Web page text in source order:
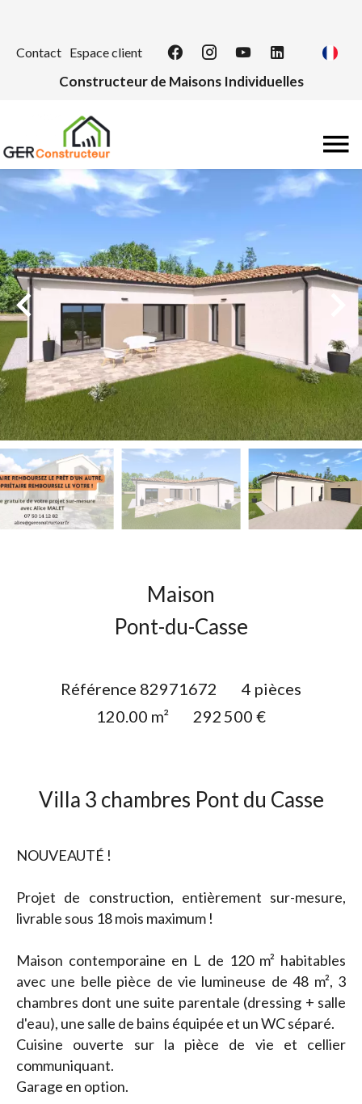
Contact Espace client
Constructeur de Maisons Individuelles
Maison
Pont-du-Casse
Référence 82971672
4 pièces
120.00 m² 292 500 €
Villa 3 chambres Pont du Casse
NOUVEAUTÉ !
Projet de construction, entièrement sur-mesure,
livrable sous 18 mois maximum !
Maison contemporaine en L de 120 m² habitables
avec une belle pièce de vie lumineuse de 48 m², 3
chambres dont une suite parentale (dressing + salle
d'eau), une salle de bains équipée et un WC séparé.
Cuisine ouverte sur la pièce de vie et cellier
communiquant.
Garage en option.